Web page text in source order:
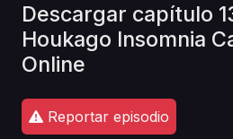
Descargar capítulo
Houkago Insomnia
Online
Reportar episodio